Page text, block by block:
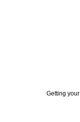
Getting your